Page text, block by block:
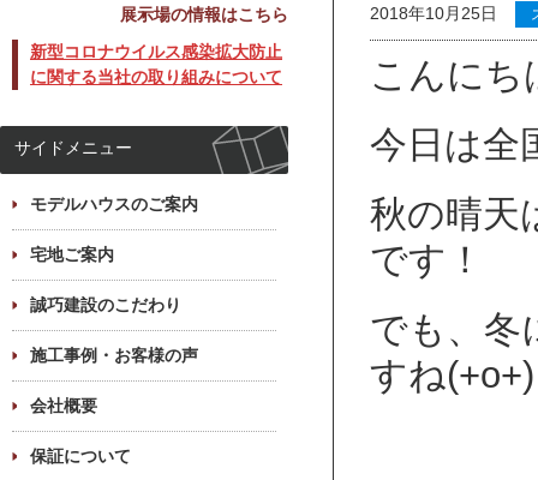
2018年10月25日
こんにち
今日は全
秋の晴天
です！
でも、冬
すね(+o+)
展示場の情報はこちら
新型コロナウイルス感染拡大防止
に関する当社の取り組みについて
サイドメニュー
モデルハウスのご案内
宅地ご案内
誠巧建設のこだわり
施工事例・お客様の声
会社概要
保証について